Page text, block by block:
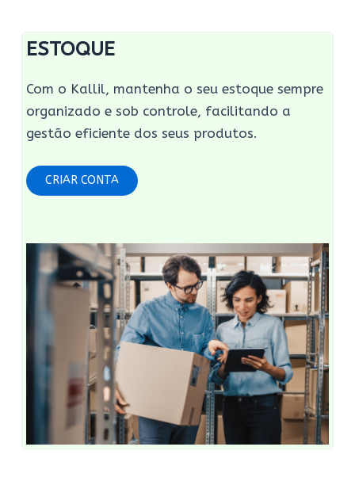
ESTOQUE
Com o Kallil, mantenha o seu estoque sempre
organizado e sob controle, facilitando a
gestão eficiente dos seus produtos.
CRIAR CONTA